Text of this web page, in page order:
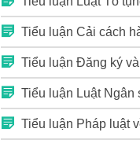
Tiểu luận Cải cách
Tiểu luận Đăng ký
Tiểu luận Luật
Tiểu luận Pháp luật